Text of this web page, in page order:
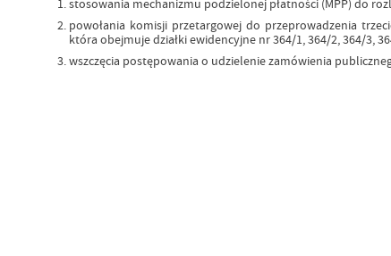
stosowania mechanizmu podzielonej płatności (MPP) do
powołania komisji przetargowej do przeprowadzenia
która obejmuje działki ewidencyjne nr 364/1, 364/2, 364/3,
wszczęcia postępowania o udzielenie zamówienia